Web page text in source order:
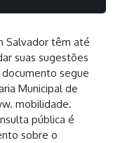
Salvador têm até
suas sugestões
segue
Municipal de
mobilidade.
pública é
sobre o